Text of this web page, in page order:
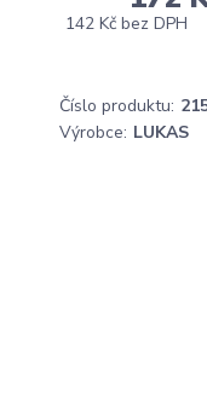
142 Kč bez DPH
Číslo produktu:
Výrobce: LUKAS